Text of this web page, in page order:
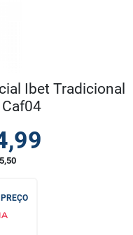
Ibet Tradicional